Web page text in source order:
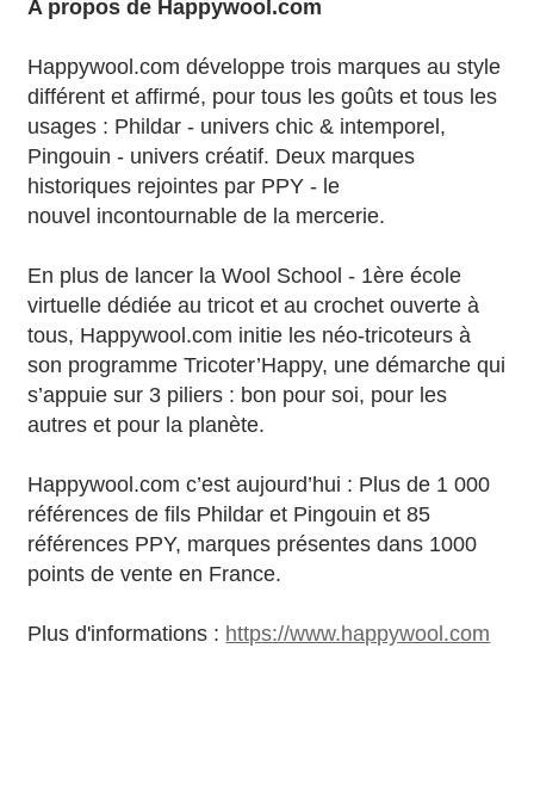
A propos de Happywool.com
Happywool.com développe trois marques au style
différent et affirmé, pour tous les goûts et tous les
usages : Phildar - univers chic & intemporel,
Pingouin - univers créatif. Deux marques
historiques rejointes par PPY - le
nouvel incontournable de la mercerie.
En plus de lancer la Wool School - 1ère école
virtuelle dédiée au tricot et au crochet ouverte à
tous, Happywool.com initie les néo-tricoteurs à
son programme Tricoter’Happy, une démarche qui
s’appuie sur 3 piliers : bon pour soi, pour les
autres et pour la planète.
Happywool.com c’est aujourd’hui : Plus de 1 000
références de fils Phildar et Pingouin et 85
références PPY, marques présentes dans 1000
points de vente en France.
Plus d'informations : https://www.happywool.com